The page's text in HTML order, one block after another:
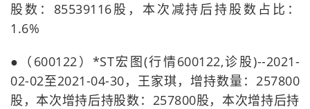
股数：85539116股，本次减持后持股数占比：
1.6%
●（600122）*ST宏图(行情600122,诊股)--2021-
02-02至2021-04-30，王家琪，增持数量：257800
股，本次增持后持股数：257800股，本次增持后持